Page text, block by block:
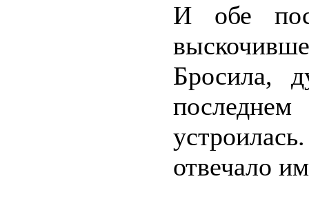
И обе
Бросила,
отвечало